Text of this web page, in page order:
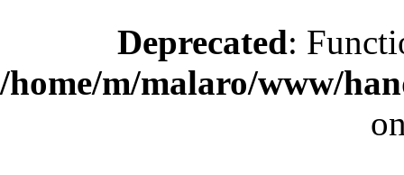
Deprecated:
/home/m/malaro/www/